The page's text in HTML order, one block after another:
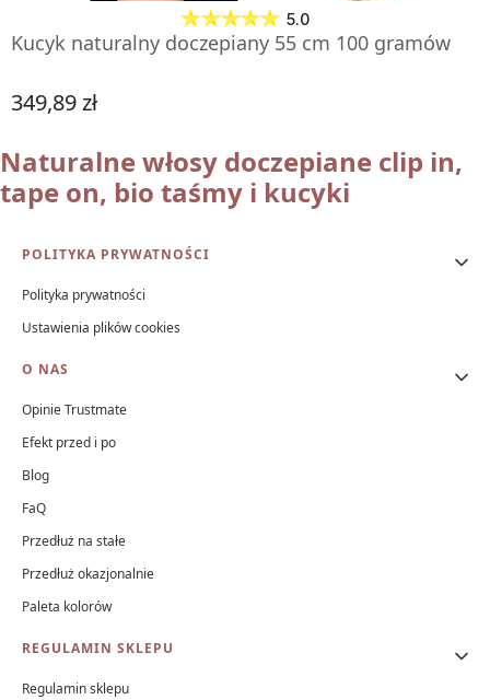
5.0
Kucyk naturalny doczepiany 55 cm 100 gramów
Cena
349,89 zł
ZOBACZ PRODUKT
Naturalne włosy doczepiane clip in,
tape on, bio taśmy i kucyki
Linki w stopce
POLITYKA PRYWATNOŚCI
Polityka prywatności
Ustawienia plików cookies
O NAS
Opinie Trustmate
Efekt przed i po
Blog
FaQ
Przedłuż na stałe
Przedłuż okazjonalnie
Paleta kolorów
REGULAMIN SKLEPU
Regulamin sklepu